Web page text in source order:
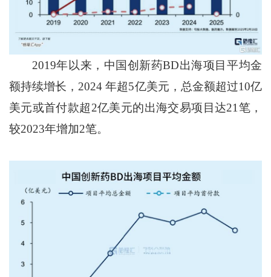
2019年以来，中国创新药BD出海项目平均金
额持续增长，2024 年超5亿美元，总金额超过10亿
美元或首付款超2亿美元的出海交易项目达21笔，
较2023年增加2笔。